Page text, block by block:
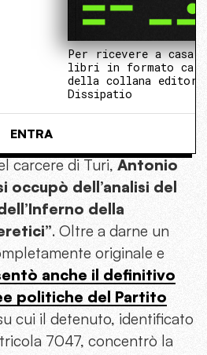
Per ricevere a casa i
libri in formato
della collana
Dissipatio
ENTRA
carcere di Turi, Antonio
occupò dell’analisi del
della
. Oltre a darne un
originale e
anche il definitivo
politiche del Partito
cui il detenuto, identificato
7047, concentrò la